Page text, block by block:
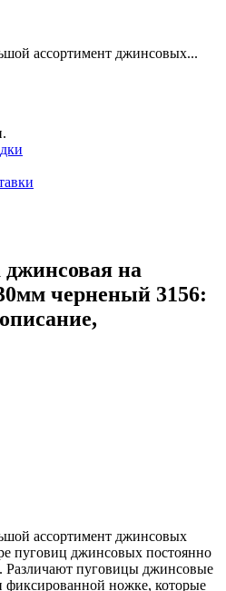
ассортимент джинсовых...
на
черненый 3156:
ассортимент джинсовых
пуговиц джинсовых постоянно
Различают пуговицы джинсовые
ножке, которые